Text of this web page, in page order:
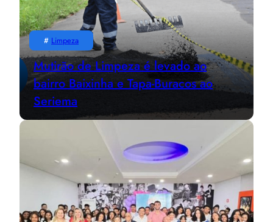
# Limpeza
Mutirão de Limpeza é levado ao
bairro Baixinha e Tapa-Buracos ao
Seriema